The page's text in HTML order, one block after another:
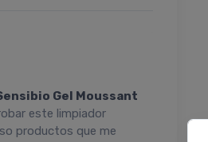
Gel Moussant
este limpiador
productos que me